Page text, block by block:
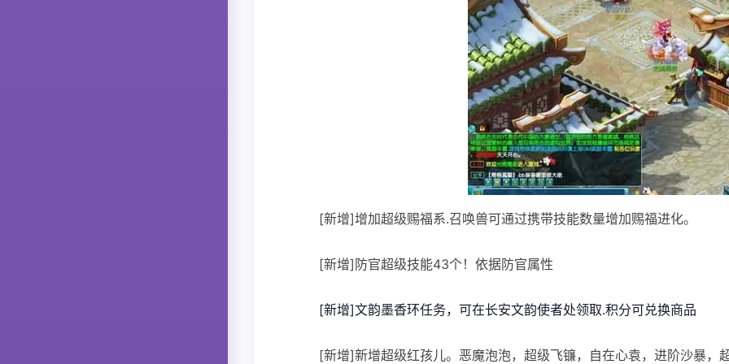
[新增]增加超级赐福系.召唤兽可通过携带技能数量增加赐福进化。
[新增]防官超级技能43个！依据防官属性
[新增]文韵墨香环任务，可在长安文韵使者处领取.积分可兑换商品
[新增]新增超级红孩儿。恶魔泡泡，超级飞镰，自在心袁，进阶沙暴，